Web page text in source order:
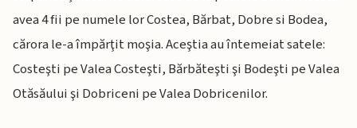
avea 4 fii pe numele lor Costea, Bărbat, Dobre si Bodea,
cărora le-a împărţit moşia. Aceştia au întemeiat satele:
Costeşti pe Valea Costeşti, Bărbăteşti şi Bodeşti pe Valea
Otăsăului şi Dobriceni pe Valea Dobricenilor.